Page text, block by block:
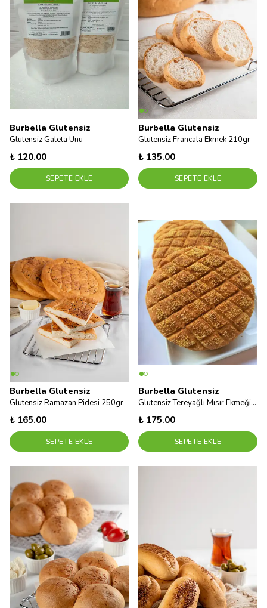
Burbella Glutensiz
Glutensiz Galeta Unu
₺ 120.00
SEPETE EKLE
Burbella Glutensiz
Glutensiz Francala Ekmek 210gr
₺ 135.00
SEPETE EKLE
Burbella Glutensiz
Glutensiz Ramazan Pidesi 250gr
₺ 165.00
SEPETE EKLE
Burbella Glutensiz
Glutensiz Tereyağlı Mısır Ekmeği 350gr
₺ 175.00
SEPETE EKLE